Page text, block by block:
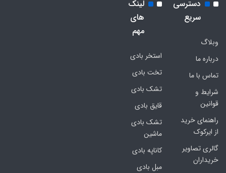
دسترسی
سریع
وبلاگ
درباره ما
تماس با ما
شرایط و
قوانین
راهنمای خرید
از ایرکوک
گالری تصاویر
خریداران
لینک
های
مهم
استخر بادی
تخت بادی
تشک بادی
قایق بادی
تشک بادی
ماشین
کاناپه بادی
مبل بادی